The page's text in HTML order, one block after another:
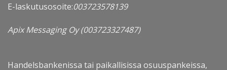
E-laskutusosoite:003723578139
Apix Messaging Oy(003723327487)
Handelsbankenissa tai paikallisissa osuuspankeissa,